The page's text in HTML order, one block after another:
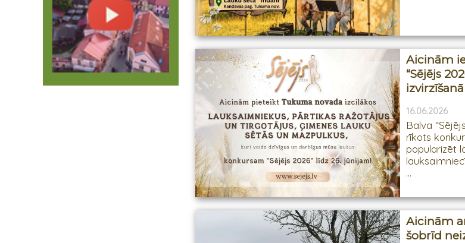
Aicinām
“Sējējs
izvirzīšanā
16.06.2026
Balva
rīkots
popularizēt
...
Aicinām
šobrīd